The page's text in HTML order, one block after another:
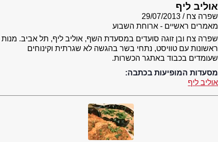
אוליב ליף
שפרה צח
29/07/2013
מאמרים ראשיים - ארוחת השבוע
שפרה צח ובן זוגה סועדים במסעדת השף, אוליב ליף, תל אביב. מנות
ראשונות עם טוויסט, נתחי בשר בהגשה לא שגרתית וקינוחים
שעומדים בכבוד באתגר הכשרות.
מסעדות המופיעות בכתבה:
אוליב ליף